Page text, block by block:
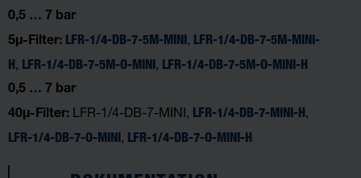
0,5 … 7 bar
5µ-Filter: LFR-1/4-DB-7-5M-MINI, LFR-1/4-DB-7-5M-MINI-
H, LFR-1/4-DB-7-5M-O-MINI, LFR-1/4-DB-7-5M-O-MINI-H
0,5 … 7 bar
40µ-Filter: LFR-1/4-DB-7-MINI, LFR-1/4-DB-7-MINI-H,
LFR-1/4-DB-7-O-MINI, LFR-1/4-DB-7-O-MINI-H